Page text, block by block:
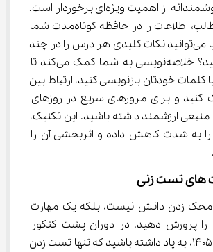
خلاصه‌نویسی هوشمندانه از اهمیت ویژه‌ای برخوردار است.
صرفا خواندن مطالب، اطلاعات را در حافظه کوتاه‌مدت شما
نگه می‌دارد. اما آیا می‌توانید نکات کلیدی هر درس را در چند
جمله خلاصه کنید؟ خلاصه‌نویسی به شما کمک می‌کند تا
کلمات خودتان بازنویسی کنید، ارتباط بین
کنید و برای مرورهای سریع در روزهای
منبعی ارزشمند داشته باشید. این تکنیک،
به شدت کاهش داده و اثربخشی آن را
محک زدن دانش نیست، بلکه یک مهارت
را پرورش دهید. در دوران پشت کنکور
ماندن برای سال ۱۴۰۵، به یاد داشته باشید که تنها تست زدن